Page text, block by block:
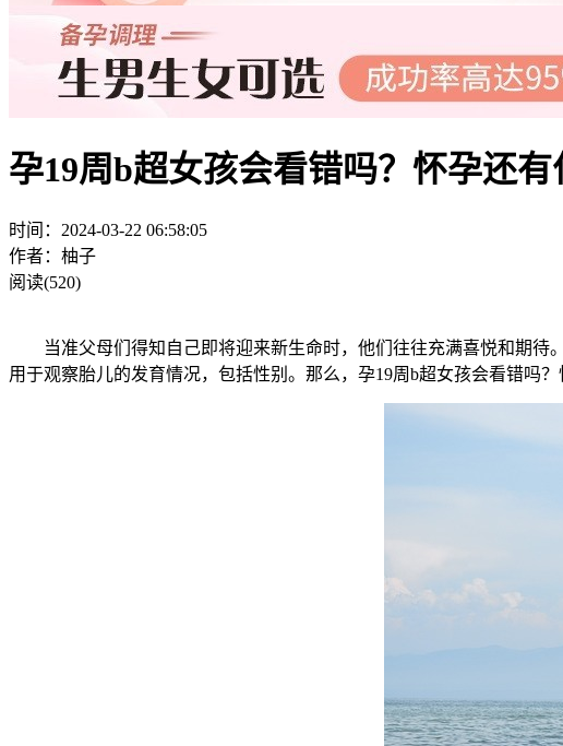
孕19周b超女孩会看错吗？怀孕还有
时间：2024-03-22 06:58:05
作者：柚子
阅读(520)
当准父母们得知自己即将迎来新生命时，他们往往充满喜悦和期待
用于观察胎儿的发育情况，包括性别。那么，孕19周b超女孩会看错吗